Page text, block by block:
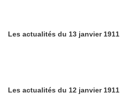
Les actualités du 13 janvier 1911
Les actualités du 12 janvier 1911